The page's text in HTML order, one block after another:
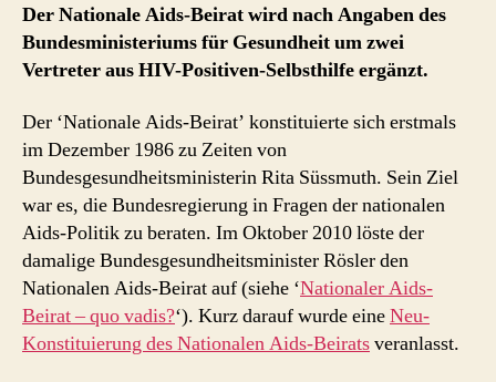
Der Nationale Aids-Beirat wird nach Angaben des
Bundesministeriums für Gesundheit um zwei
Vertreter aus HIV-Positiven-Selbsthilfe ergänzt.
Der ‘Nationale Aids-Beirat’ konstituierte sich erstmals
im Dezember 1986 zu Zeiten von
Bundesgesundheitsministerin Rita Süssmuth. Sein Ziel
war es, die Bundesregierung in Fragen der nationalen
Aids-Politik zu beraten. Im Oktober 2010 löste der
damalige Bundesgesundheitsminister Rösler den
Nationalen Aids-Beirat auf (siehe ‘Nationaler Aids-
Beirat – quo vadis?‘). Kurz darauf wurde eineNeu-
Konstituierung des Nationalen Aids-Beiratsveranlasst.